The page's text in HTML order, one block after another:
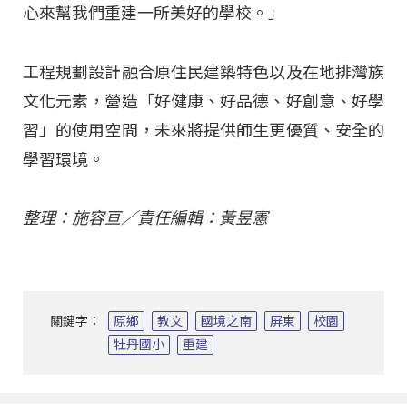
心來幫我們重建一所美好的學校。」
工程規劃設計融合原住民建築特色以及在地排灣族
文化元素，營造「好健康、好品德、好創意、好學
習」的使用空間，未來將提供師生更優質、安全的
學習環境。
整理：施容亘／責任編輯：黃昱憲
關鍵字： 原鄉 教文 國境之南 屏東
校園
牡丹國小
重建